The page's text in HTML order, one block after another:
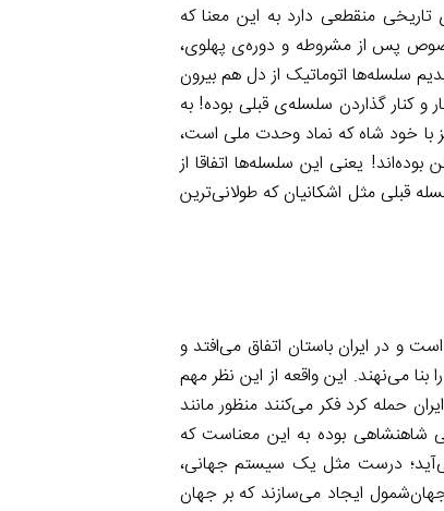
منقطعی دارد به این معنا که
پس از مشروطه و دوره‌ی پهلوی،
سلسله‌ها اتوماتیک از دل هم بیرون
کنار گذاردن سلسله‌ی قبلی بوده! به
با خود شاه که نماد وحدت ملی است،
یعنی این سلسله‌ها اتفاقا از
قبلی مثل اشکانیان که طولانی‌ترین
و در ایران باستان اتفاق می‌افتد و
می‌نهند. این واقعه از این نظر مهم
حمله کرد فکر می‌کنند منظور مانند
شاهنشاهی بوده به این معناست که
درست مثل یک سیستم جهانی،
ایجاد می‌سازند که بر جهان